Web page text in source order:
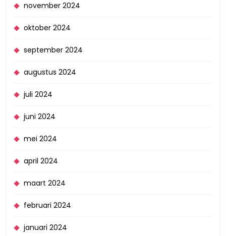
november 2024
oktober 2024
september 2024
augustus 2024
juli 2024
juni 2024
mei 2024
april 2024
maart 2024
februari 2024
januari 2024